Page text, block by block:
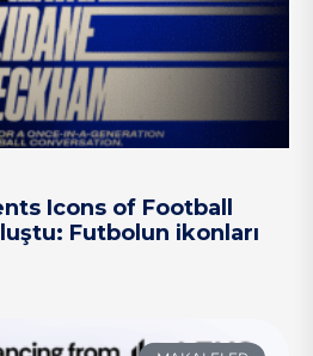
Icons of Football
Futbolun ikonları